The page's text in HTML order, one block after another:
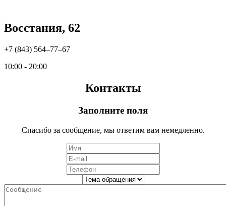
Восстания, 62
+7 (843) 564‒77‒67
10:00 - 20:00
Контакты
Заполните поля
Спасибо за сообщение, мы ответим вам немедленно.